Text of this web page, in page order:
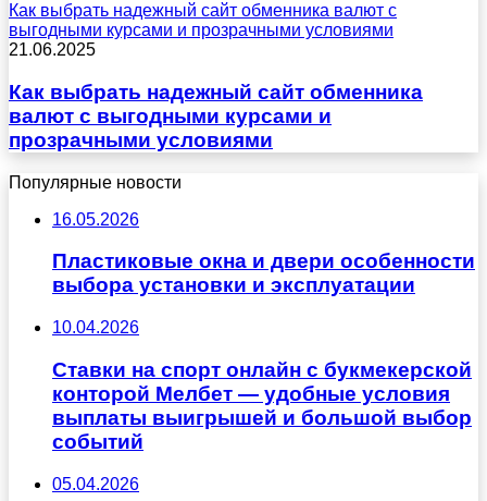
Как выбрать надежный сайт обменника валют с
выгодными курсами и прозрачными условиями
21.06.2025
Как выбрать надежный сайт обменника
валют с выгодными курсами и
прозрачными условиями
Популярные новости
16.05.2026
Пластиковые окна и двери особенности
выбора установки и эксплуатации
10.04.2026
Ставки на спорт онлайн с букмекерской
конторой Мелбет — удобные условия
выплаты выигрышей и большой выбор
событий
05.04.2026